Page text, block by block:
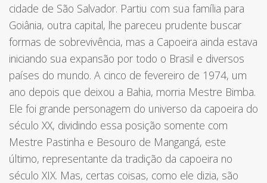
cidade de São Salvador. Partiu com sua família para
Goiânia, outra capital, lhe pareceu prudente buscar
formas de sobrevivência, mas a Capoeira ainda estava
iniciando sua expansão por todo o Brasil e diversos
países do mundo. A cinco de fevereiro de 1974, um
ano depois que deixou a Bahia, morria Mestre Bimba.
Ele foi grande personagem do universo da capoeira do
século XX, dividindo essa posição somente com
Mestre Pastinha e Besouro de Mangangá, este
último, representante da tradição da capoeira no
século XIX. Mas, certas coisas, como ele dizia, são